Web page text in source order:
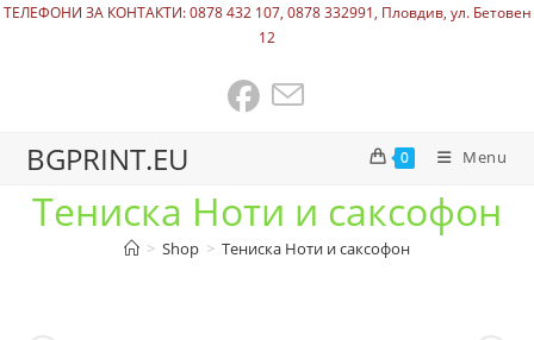
ТЕЛЕФОНИ ЗА КОНТАКТИ: 0878 432 107, 0878 332991, Пловдив, ул. Бетовен
12
BGPRINT.EU 0 Menu
Тениска Ноти и саксофон
> Shop > Тениска Ноти и саксофон